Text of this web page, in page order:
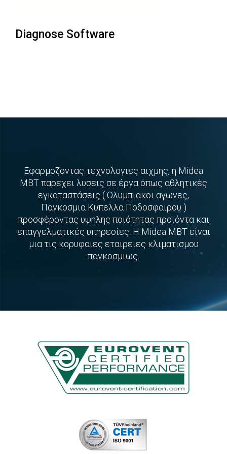
Diagnose Software
Εφαρμοζοντας τεχνολογιες αιχμης, η Midea
MBT παρεχει λυσεις σε έργα όπως αθλητικές
εγκαταστάσεις ( Ολυμπιακοι αγωνες,
Παγκοσμια Κυπελλα Ποδοσφαιρου )
προσφέροντας υψηλης ποιότητας προϊόντα και
επαγγελματικές υπηρεσίες. Η Μidea MBT είναι
μια τις κορυφαιες εταιρειες κλιματισμου
παγκοσμιως.